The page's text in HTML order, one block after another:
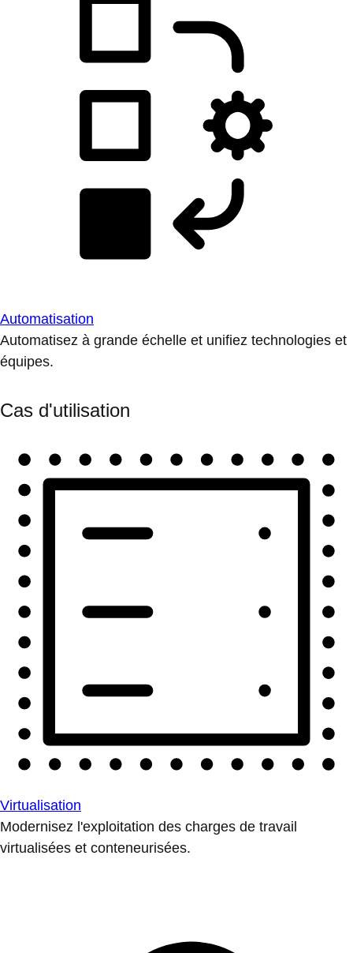
Automatisation
Automatisez à grande échelle et unifiez technologies et
équipes.
Cas d'utilisation
Virtualisation
Modernisez l'exploitation des charges de travail
virtualisées et conteneurisées.